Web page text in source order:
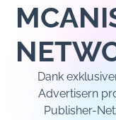
Dank
Advertisern
Publisher-